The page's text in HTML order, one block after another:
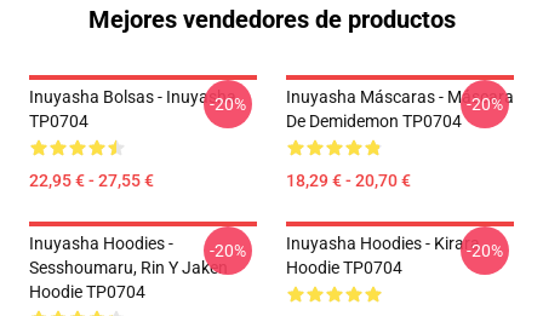
Mejores vendedores de productos
Inuyasha Bolsas - Inuyasha
TP0704
22,95 € - 27,55 €
-20%
Inuyasha Máscaras - Máscara
De Demidemon TP0704
18,29 € - 20,70 €
-20%
Inuyasha Hoodies -
Sesshoumaru, Rin Y Jaken
Hoodie TP0704
-20%
Inuyasha Hoodies - Kirara
Hoodie TP0704
-20%